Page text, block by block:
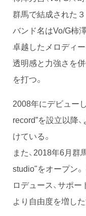
群馬で結成された
バンド名はVo/G柿
卓越したメロディ
透明感と力強さを
を打つ。
2008年にデビュー
record”を設立以降
けている。
また、2018年6月
studio"をオープン
ロデュース、サポ
より自由度を増し